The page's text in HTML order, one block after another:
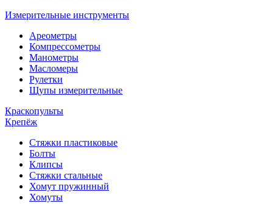
Измерительные инструменты
Ареометры
Компрессометры
Манометры
Масломеры
Рулетки
Щупы измерительные
Краскопульты
Крепёж
Стяжки пластиковые
Болты
Клипсы
Стяжки стальные
Хомут пружинный
Хомуты